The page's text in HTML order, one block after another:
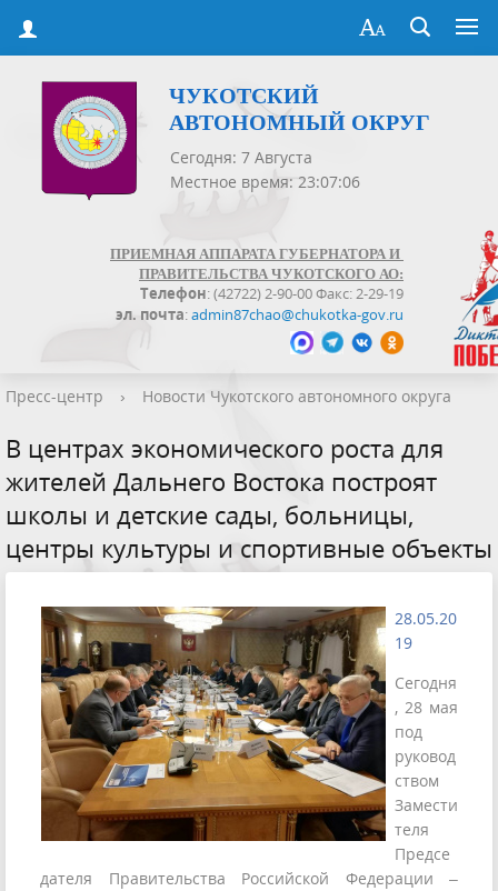
ЧУКОТСКИЙ
АВТОНОМНЫЙ ОКРУГ
Сегодня: 7 Августа
Местное время: 23:07:07
ПРИЕМНАЯ АППАРАТА ГУБЕРНАТОРА И
ПРАВИТЕЛЬСТВА ЧУКОТСКОГО АО:
Телефон: (42722) 2-90-00 Факс: 2-29-19
эл. почта:admin87chao@chukotka-gov.ru
Пресс-центр › Новости Чукотского автономного округа
В центрах экономического роста для
жителей Дальнего Востока построят
школы и детские сады, больницы,
центры культуры и спортивные объекты
28.05.20
19
Сегодня
, 28 мая
под
руковод
ством
Замести
теля
Предсе
дателя Правительства Российской Федерации –